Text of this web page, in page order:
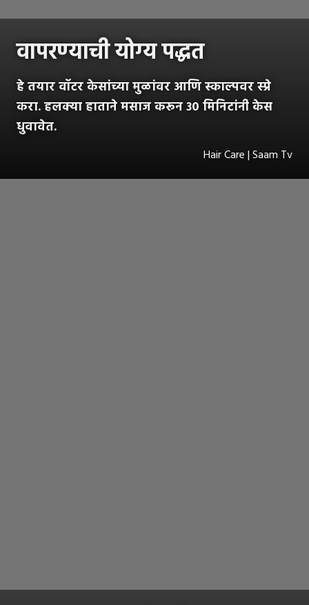
वापरण्याची योग्य पद्धत
हे तयार वॉटर केसांच्या मुळांवर आणि स्काल्पवर स्प्रे
करा. हलक्या हाताने मसाज करून ३० मिनिटांनी केस
धुवावेत.
Hair Care | Saam Tv